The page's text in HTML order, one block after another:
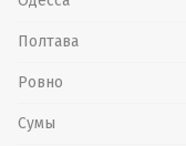
Полтава
Ровно
Сумы